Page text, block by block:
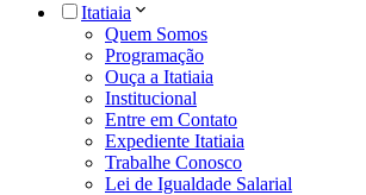
Itatiaia
Quem Somos
Programação
Ouça a Itatiaia
Institucional
Entre em Contato
Expediente Itatiaia
Trabalhe Conosco
Lei de Igualdade Salarial